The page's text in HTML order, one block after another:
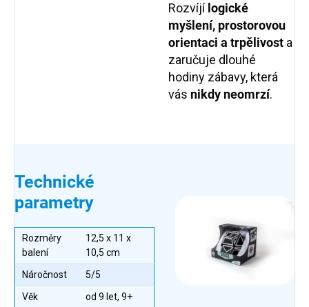
Rozvíjí logické
myšlení, prostorovou
orientaci a trpělivost a
zaručuje dlouhé
hodiny zábavy, která
vás nikdy neomrzí.
Technické
parametry
Rozměry
balení
12,5 x 11 x
10,5 cm
Náročnost
5/5
Věk
od 9 let, 9+